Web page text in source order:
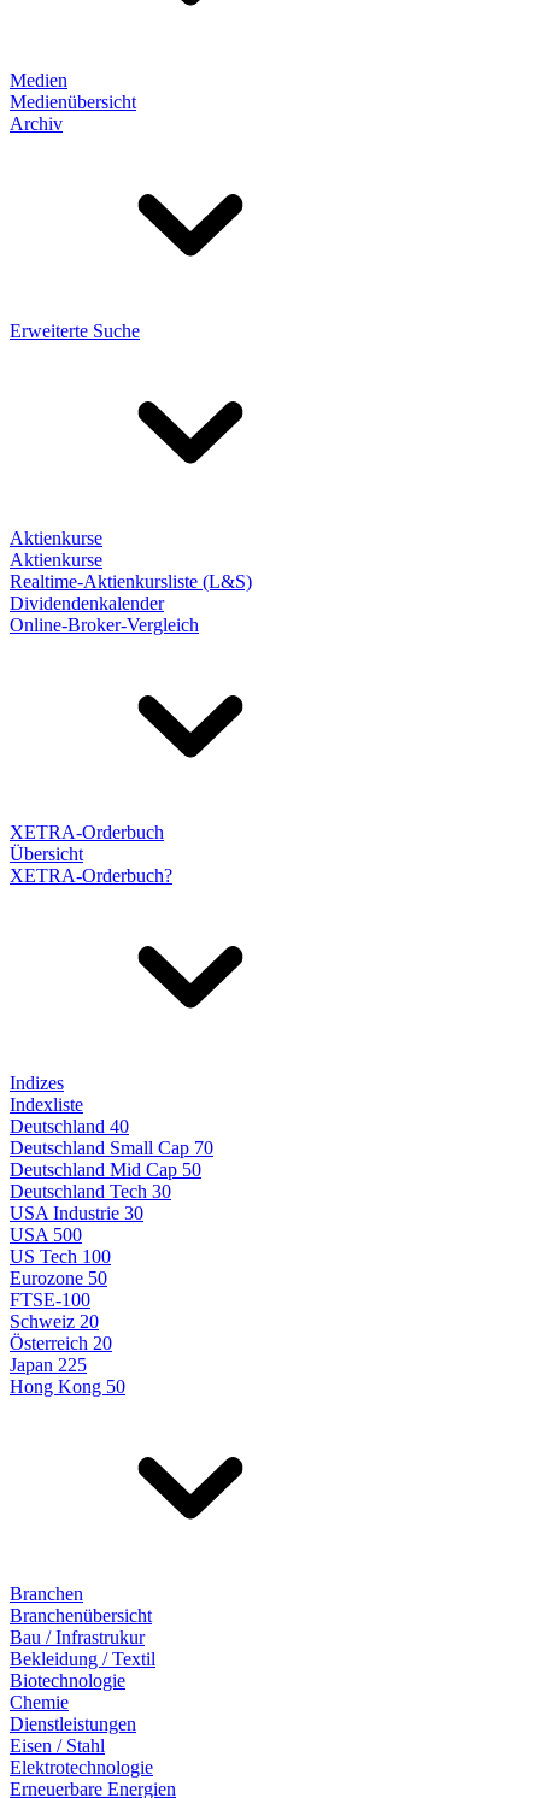
Medien
Medienübersicht
Archiv
Erweiterte Suche
Aktienkurse
Aktienkurse
Realtime-Aktienkursliste (L&S)
Dividendenkalender
Online-Broker-Vergleich
XETRA-Orderbuch
Übersicht
XETRA-Orderbuch?
Indizes
Indexliste
Deutschland 40
Deutschland Small Cap 70
Deutschland Mid Cap 50
Deutschland Tech 30
USA Industrie 30
USA 500
US Tech 100
Eurozone 50
FTSE-100
Schweiz 20
Österreich 20
Japan 225
Hong Kong 50
Branchen
Branchenübersicht
Bau / Infrastrukur
Bekleidung / Textil
Biotechnologie
Chemie
Dienstleistungen
Eisen / Stahl
Elektrotechnologie
Erneuerbare Energien